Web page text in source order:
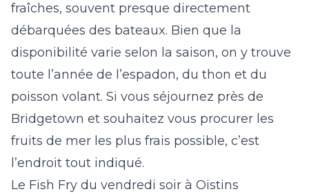
fraîches, souvent presque directement
débarquées des bateaux. Bien que la
disponibilité varie selon la saison, on y trouve
toute l’année de l’espadon, du thon et du
poisson volant. Si vous séjournez près de
Bridgetown et souhaitez vous procurer les
fruits de mer les plus frais possible, c’est
l’endroit tout indiqué.
Le Fish Fry du vendredi soir à Oistins